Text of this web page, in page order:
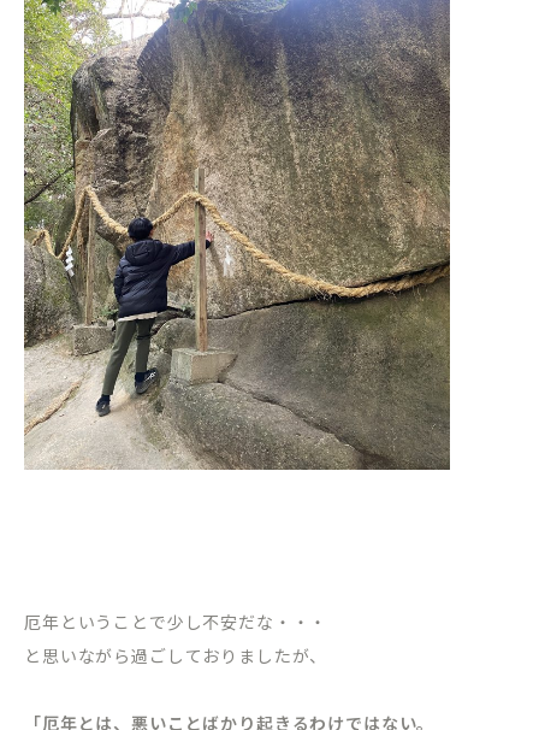
厄年ということで少し不安だな・・・
と思いながら過ごしておりましたが、
「厄年とは、悪いことばかり起きるわけではない。